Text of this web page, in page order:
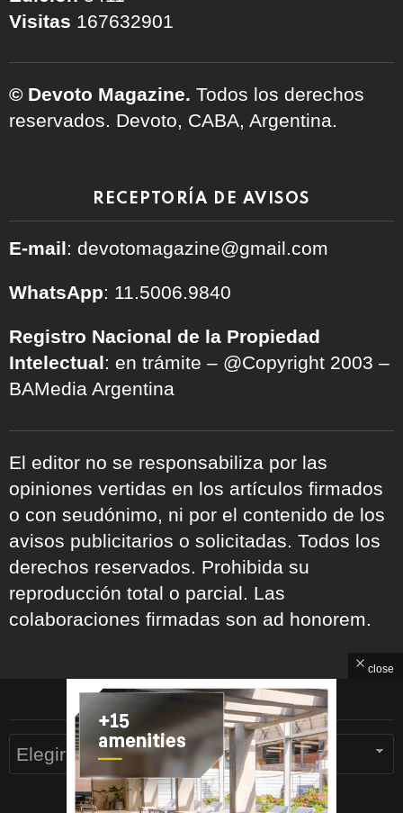
Visitas 167632901
© Devoto Magazine. Todos los derechos
reservados. Devoto, CABA, Argentina.
RECEPTORÍA DE AVISOS
E-mail: devotomagazine@gmail.com
WhatsApp: 11.5006.9840
Registro Nacional de la Propiedad
Intelectual: en trámite – @Copyright 2003 –
BAMedia Argentina
El editor no se responsabiliza por las
opiniones vertidas en los artículos firmados
o con seudónimo, ni por el contenido de los
avisos publicitarios o solicitadas. Todos los
derechos reservados. Prohibida su
reproducción total o parcial. Las
colaboraciones firmadas son ad honorem.
ARCHIVOS
Archivos
close